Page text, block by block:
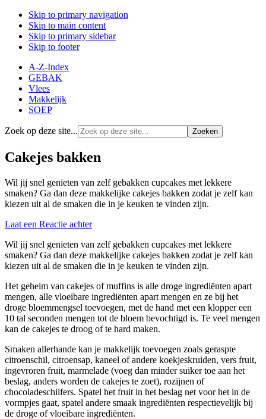
Skip to primary navigation
Skip to main content
Skip to primary sidebar
Skip to footer
A-Z-Index
GEBAK
Vlees
Makkelijk
SOEP
Zoek op deze site...
Cakejes bakken
Wil jij snel genieten van zelf gebakken cupcakes met lekkere
smaken? Ga dan deze makkelijke cakejes bakken zodat je zelf kan
kiezen uit al de smaken die in je keuken te vinden zijn.
Laat een Reactie achter
Wil jij snel genieten van zelf gebakken cupcakes met lekkere
smaken? Ga dan deze makkelijke cakejes bakken zodat je zelf kan
kiezen uit al de smaken die in je keuken te vinden zijn.
Het geheim van cakejes of muffins is alle droge ingrediënten apart
mengen, alle vloeibare ingrediënten apart mengen en ze bij het
droge bloemmengsel toevoegen, met de hand met een klopper een
10 tal seconden mengen tot de bloem bevochtigd is. Te veel mengen
kan de cakejes te droog of te hard maken.
Smaken allerhande kan je makkelijk toevoegen zoals geraspte
citroenschil, citroensap, kaneel of andere koekjeskruiden, vers fruit,
ingevroren fruit, marmelade (voeg dan minder suiker toe aan het
beslag, anders worden de cakejes te zoet), rozijnen of
chocoladeschilfers. Spatel het fruit in het beslag net voor het in de
vormpjes gaat, spatel andere smaak ingrediënten respectievelijk bij
de droge of vloeibare ingrediënten.